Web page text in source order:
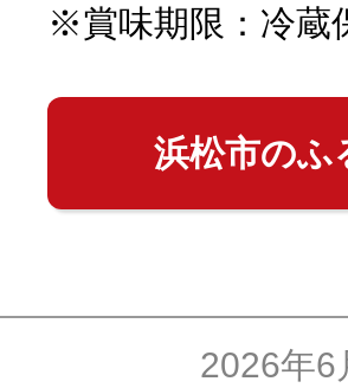
※賞味期限：冷蔵
浜松市のふ
2026年6